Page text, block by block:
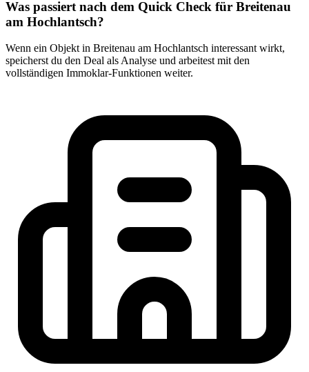
Was passiert nach dem Quick Check für Breitenau
am Hochlantsch?
Wenn ein Objekt in Breitenau am Hochlantsch interessant wirkt,
speicherst du den Deal als Analyse und arbeitest mit den
vollständigen Immoklar-Funktionen weiter.